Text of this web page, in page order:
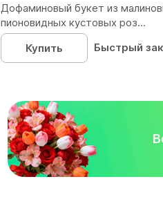
Дофаминовый букет из
пионовидных кустовых роз...
Купить
Быстрый